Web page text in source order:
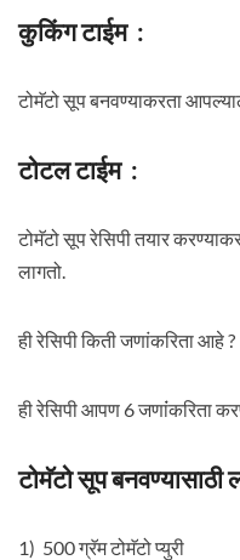
कुकिंग टाईम :
टोमॅटो सूप बनवण्याकरता
टोटल टाईम :
टोमॅटो सूप रेसिपी तयार
लागतो.
ही रेसिपी किती जणांकरिता आहे ?
ही रेसिपी आपण 6 जणांंकरिता
टोमॅटो सूप बनवण्यासाठी
1) 500 ग्रॅम टोमॅटो प्युरी